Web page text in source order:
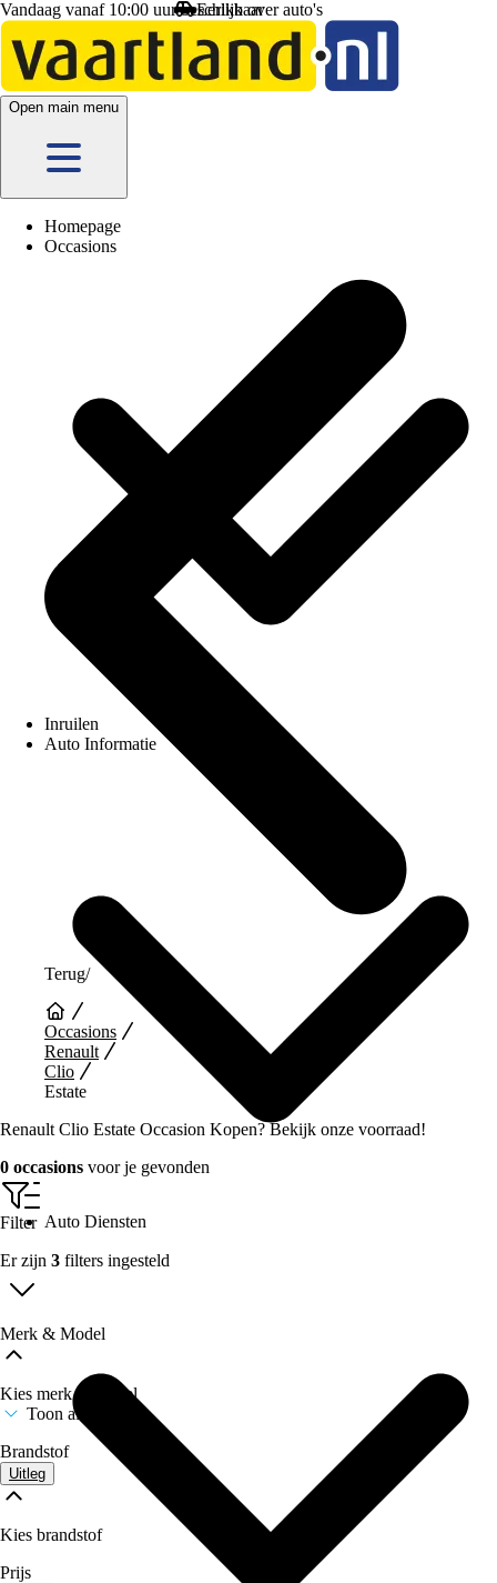
Eerlijk over auto's
Vandaag vanaf 10:00 uur beschikbaar
Open main menu
Homepage
Occasions
Inruilen
Auto Informatie
Auto Diensten
Terug/
Occasions
Renault
Clio
Estate
Renault Clio Estate Occasion Kopen? Bekijk onze voorraad!
0 occasions voor je gevonden
Filter
Er zijn 3 filters ingesteld
Merk & Model
Kies merk & model
Toon alle merken
Brandstof
Uitleg
Kies brandstof
Prijs